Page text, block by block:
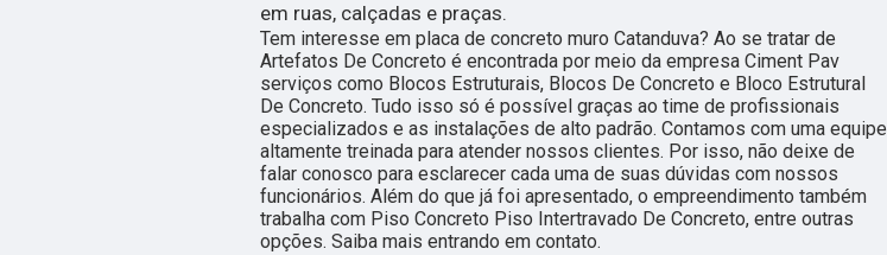
em ruas, calçadas e praças.
Tem interesse em placa de concreto muro Catanduva? Ao se tratar de
Artefatos De Concreto é encontrada por meio da empresa Ciment Pav
serviços como Blocos Estruturais, Blocos De Concreto e Bloco Estrutural
De Concreto. Tudo isso só é possível graças ao time de profissionais
especializados e as instalações de alto padrão. Contamos com uma equipe
altamente treinada para atender nossos clientes. Por isso, não deixe de
falar conosco para esclarecer cada uma de suas dúvidas com nossos
funcionários. Além do que já foi apresentado, o empreendimento também
trabalha com Piso Concreto Piso Intertravado De Concreto, entre outras
opções. Saiba mais entrando em contato.